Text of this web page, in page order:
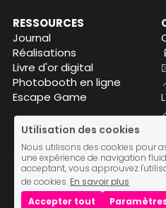
RESSOURCES
Journal
Réalisations
Livre d'or digital
Photobooth en ligne
Escape Game
© 2013 - 2025 Agence
évènementielle digitale et
Utilisation des cookies
Nous utilisons des cookies pour
une expérience de navigation
acceptant, vous approuvez
de cookies. En savoir plus
Accepter tout